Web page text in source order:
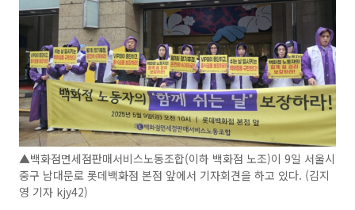
▲백화점면세점판매서비스노동조합(이하 백화점 노조)이 9일 서울시
중구 남대문로 롯데백화점 본점 앞에서 기자회견을 하고 있다. (김지
영 기자 kjy42)